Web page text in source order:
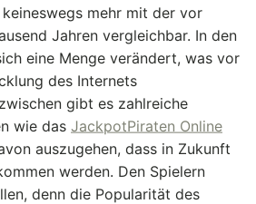
mehr mit der vor
Jahren vergleichbar. In den
eine Menge verändert, was vor
des Internets
gibt es zahlreiche
wie das JackpotPiraten Online
auszugehen, dass in Zukunft
werden. Den Spielern
denn die Popularität des